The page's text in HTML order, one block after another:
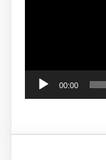
00:00